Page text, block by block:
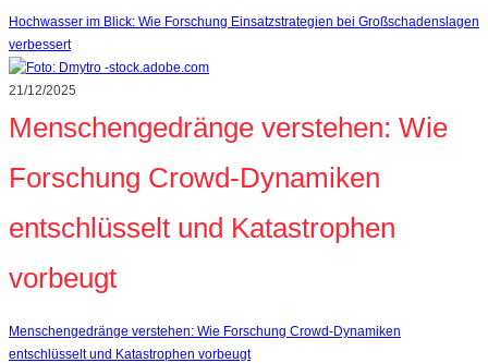
Hochwasser im Blick: Wie Forschung Einsatzstrategien bei Großschadenslagen
verbessert
21/12/2025
Menschengedränge verstehen: Wie
Forschung Crowd‑Dynamiken
entschlüsselt und Katastrophen
vorbeugt
Menschengedränge verstehen: Wie Forschung Crowd‑Dynamiken
entschlüsselt und Katastrophen vorbeugt